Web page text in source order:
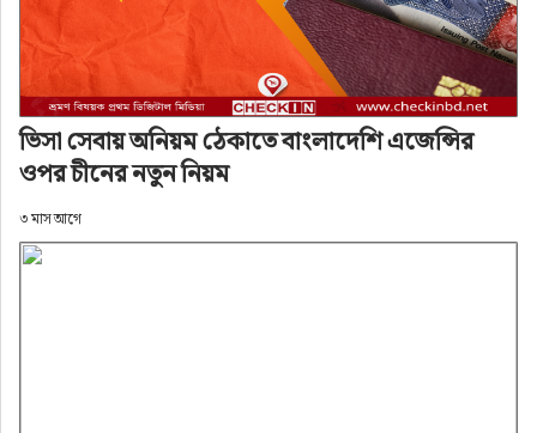
ভিসা সেবায় অনিয়ম ঠেকাতে বাংলাদেশি এজেন্সির
ওপর চীনের নতুন নিয়ম
৩ মাস আগে